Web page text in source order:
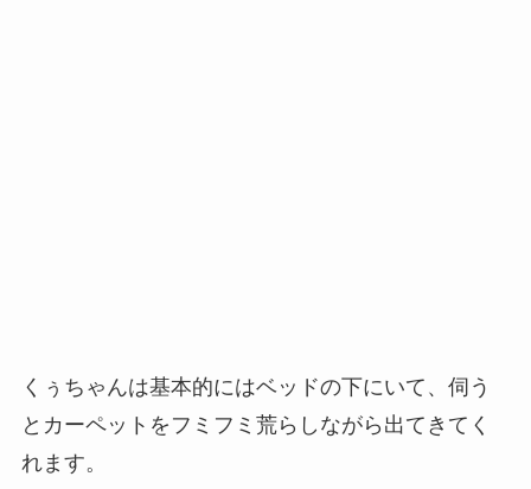
くぅちゃんは基本的にはベッドの下にいて、伺う
とカーペットをフミフミ荒らしながら出てきてく
れます。